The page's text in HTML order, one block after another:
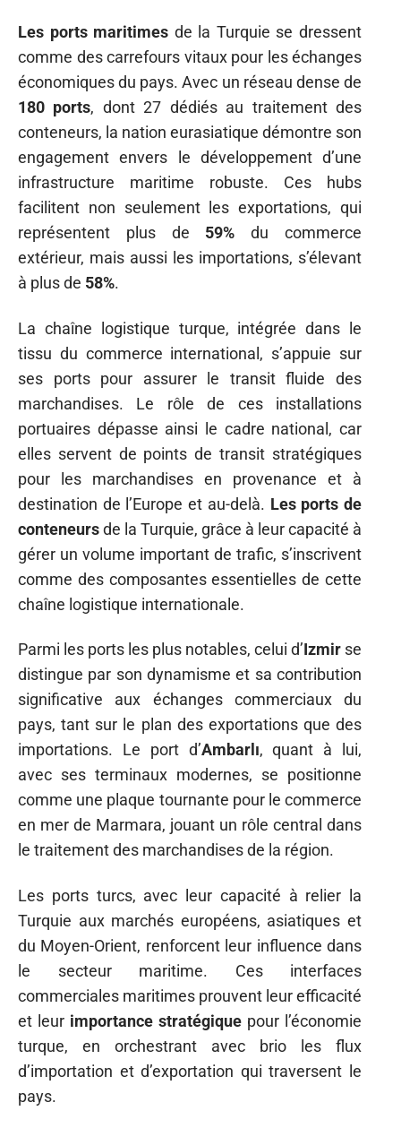
Les ports maritimes de la Turquie se dressent
comme des carrefours vitaux pour les échanges
économiques du pays. Avec un réseau dense de
180 ports, dont 27 dédiés au traitement des
conteneurs, la nation eurasiatique démontre son
engagement envers le développement d’une
infrastructure maritime robuste. Ces hubs
facilitent non seulement les exportations, qui
représentent plus de 59% du commerce
extérieur, mais aussi les importations, s’élevant
à plus de 58%.
La chaîne logistique turque, intégrée dans le
tissu du commerce international, s’appuie sur
ses ports pour assurer le transit fluide des
marchandises. Le rôle de ces installations
portuaires dépasse ainsi le cadre national, car
elles servent de points de transit stratégiques
pour les marchandises en provenance et à
destination de l’Europe et au-delà. Les ports de
conteneursde la Turquie, grâce à leur capacité à
gérer un volume important de trafic, s’inscrivent
comme des composantes essentielles de cette
chaîne logistique internationale.
Parmi les ports les plus notables, celui d’Izmir se
distingue par son dynamisme et sa contribution
significative aux échanges commerciaux du
pays, tant sur le plan des exportations que des
importations. Le port d’Ambarlı, quant à lui,
avec ses terminaux modernes, se positionne
comme une plaque tournante pour le commerce
en mer de Marmara, jouant un rôle central dans
le traitement des marchandises de la région.
Les ports turcs, avec leur capacité à relier la
Turquie aux marchés européens, asiatiques et
du Moyen-Orient, renforcent leur influence dans
le secteur maritime. Ces interfaces
commerciales maritimes prouvent leur efficacité
et leur importance stratégique pour l’économie
turque, en orchestrant avec brio les flux
d’importation et d’exportation qui traversent le
pays.